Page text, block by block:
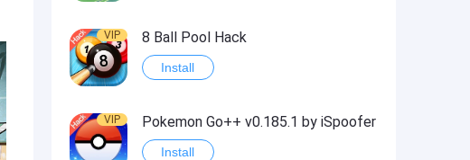
VIP 8 Ball Pool Hack
Install
VIP Pokemon Go++ v0.185.1 by iSpoofer
Install